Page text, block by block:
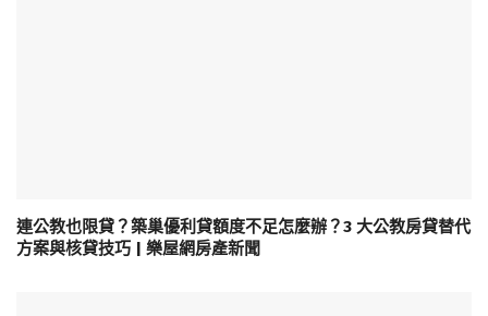
連公教也限貸？築巢優利貸額度不足怎麼辦？3 大公教房貸替代
方案與核貸技巧 | 樂屋網房產新聞